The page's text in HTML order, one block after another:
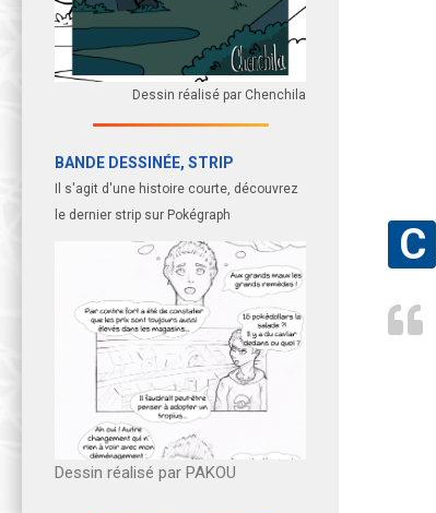
Dessin réalisé par Chenchila
BANDE DESSINÉE, STRIP
Il s'agit d'une histoire courte, découvrez
le dernier strip sur Pokégraph
Dessin réalisé par PAKOU